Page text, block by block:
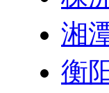
湘
衡